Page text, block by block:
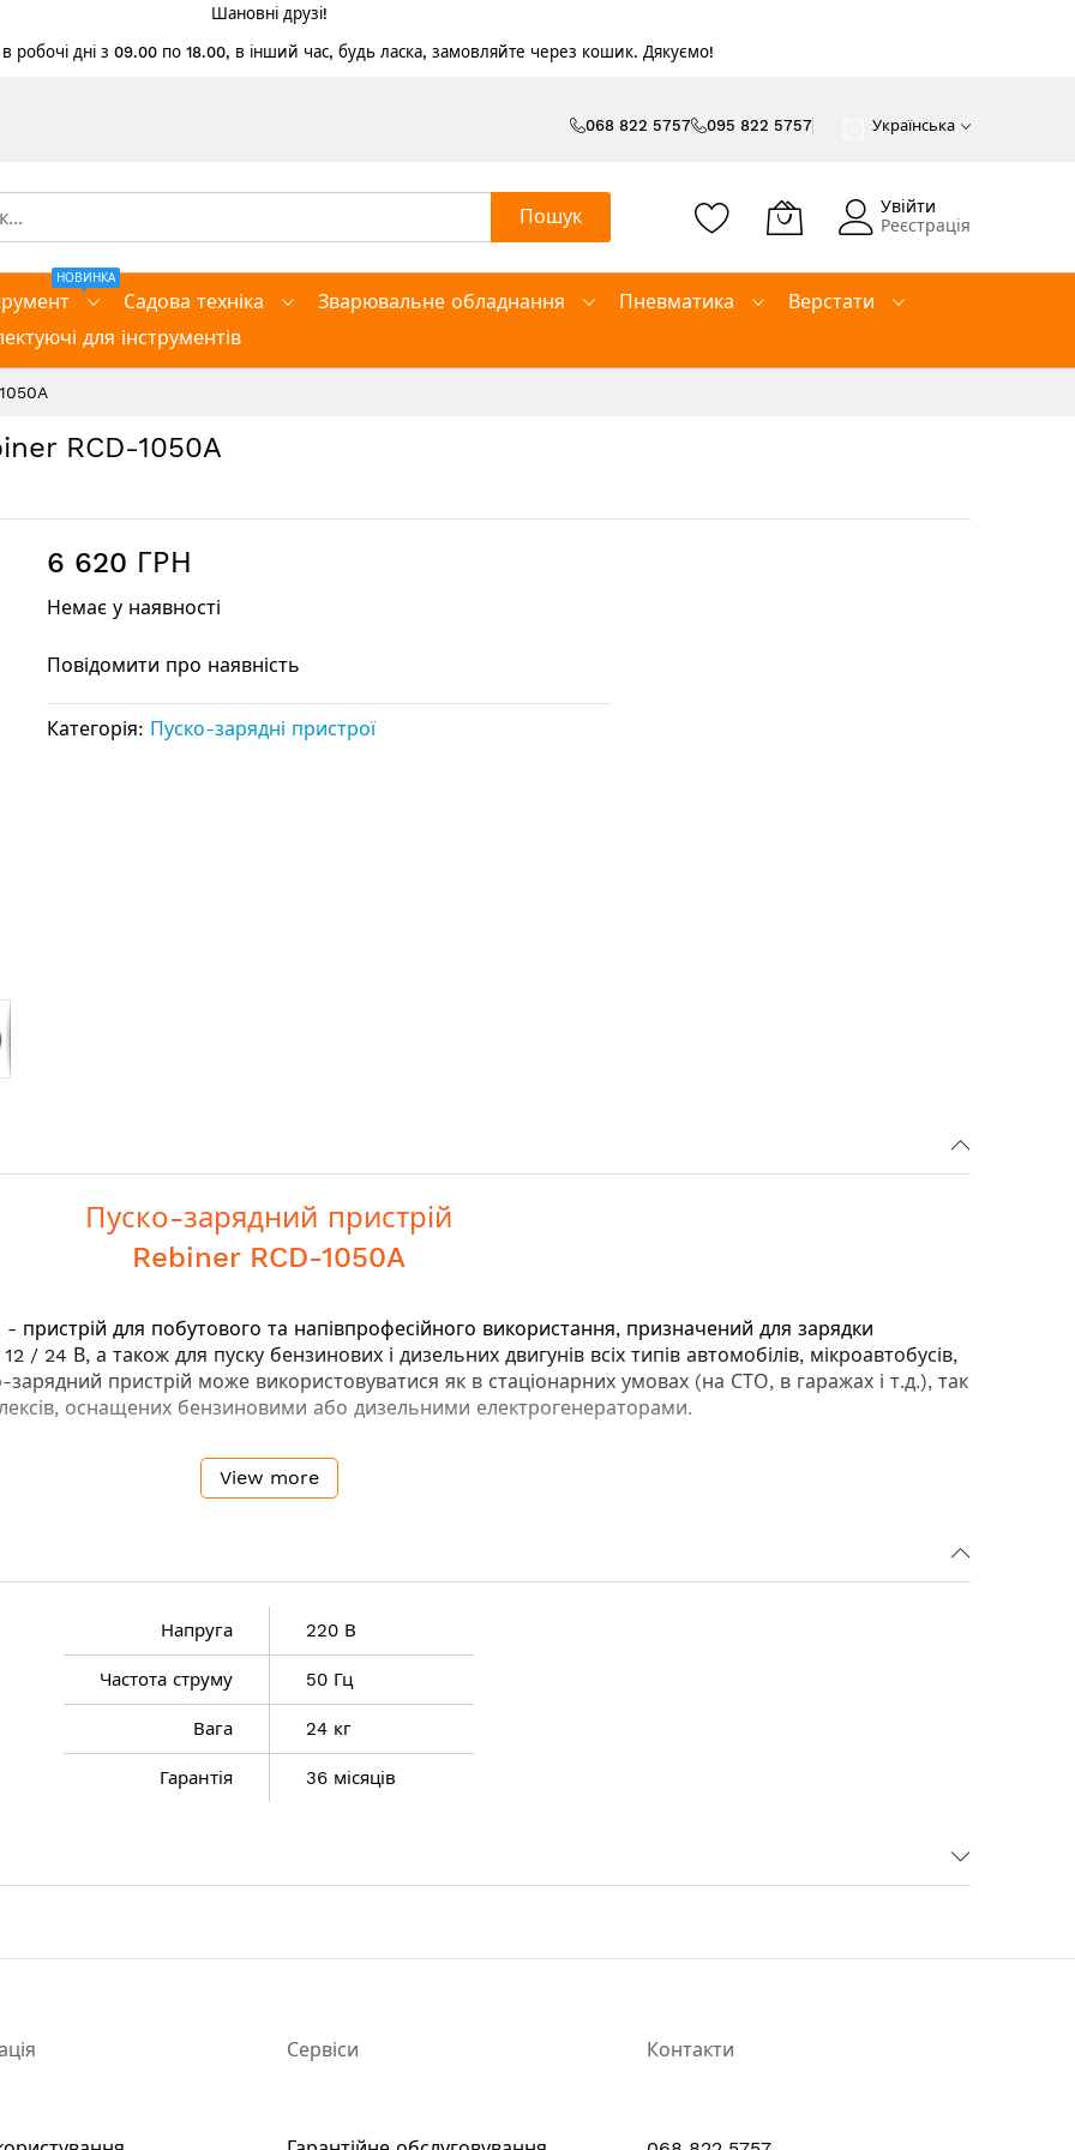
Шановні друзі!
робочі дні з 09.00 по 18.00, в інший час, будь ласка, замовляйте через кошик. Дякуємо!
068 822 5757 095 822 5757 Українська
Пошук
Увійти
Реєстрація
НОВИНКА
Садова техніка Зварювальне обладнання Пневматика
Верстати
для інструментів
RCD-1050A
6 620 ГРН
Немає у наявності
Повідомити про наявність
Категорія: Пуско-зарядні пристрої
Пуско-зарядний пристрій
Rebiner RCD-1050A
- пристрій для побутового та напівпрофесійного використання, призначений для зарядки
/ 24 В, а також для пуску бензинових і дизельних двигунів всіх типів автомобілів, мікроавтобусів,
зарядний пристрій може використовуватися як в стаціонарних умовах (на СТО, в гаражах і т.д.), так
оснащених бензиновими або дизельними електрогенераторами.
кислотних, залізо-нікелевих, нікель-кадмієвих, нікель-метал-гідридних, літій-іонних, літій-
транспортного засобу електричним стартером при розрядженою акумуляторної батареї з робочою
2000 Вт
View more
Напруга 220 В
Частота струму 50 Гц
Вага 24 кг
Гарантія 36 місяців
Сервіси Контакти